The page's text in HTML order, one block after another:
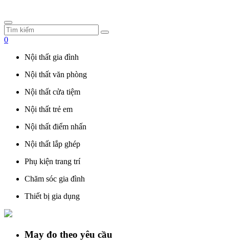
0
Nội thất gia đình
Nội thất văn phòng
Nội thất cửa tiệm
Nội thất trẻ em
Nội thất điểm nhấn
Nội thất lắp ghép
Phụ kiện trang trí
Chăm sóc gia đình
Thiết bị gia dụng
May đo theo yêu cầu